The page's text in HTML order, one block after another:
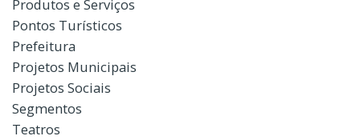
Produtos e Serviços
Pontos Turísticos
Prefeitura
Projetos Municipais
Projetos Sociais
Segmentos
Teatros